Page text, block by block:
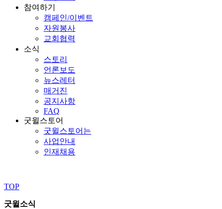
참여하기
캠페인/이벤트
자원봉사
교회협력
소식
스토리
언론보도
뉴스레터
매거진
공지사항
FAQ
굿윌스토어
굿윌스토어는
사업안내
인재채용
TOP
굿윌소식